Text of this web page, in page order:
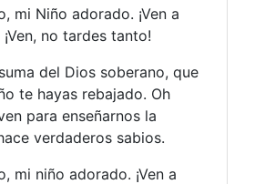
mi Niño adorado. ¡Ven a
no tardes tanto!
del Dios soberano, que
te hayas rebajado. Oh
para enseñarnos la
verdaderos sabios.
mi niño adorado. ¡Ven a